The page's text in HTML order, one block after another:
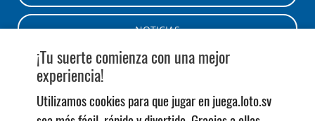
¡Tu suerte comienza con una mejor
experiencia!
Utilizamos cookies para que jugar en juega.loto.sv
NOTICIAS
AYUDA
CONTÁCTENOS